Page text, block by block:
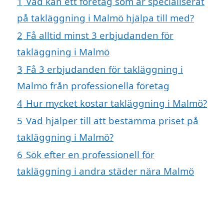
på takläggning i Malmö hjälpa till med?
2 Få alltid minst 3 erbjudanden för
takläggning i Malmö
3 Få 3 erbjudanden för takläggning i
Malmö från professionella företag
4 Hur mycket kostar takläggning i Malmö?
5 Vad hjälper till att bestämma priset på
takläggning i Malmö?
6 Sök efter en professionell för
takläggning i andra städer nära Malmö